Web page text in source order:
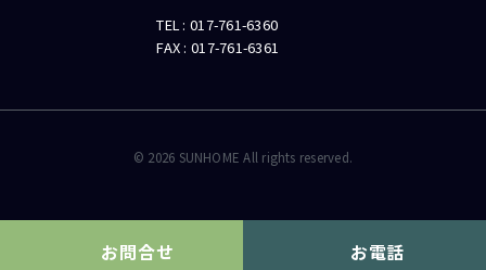
お問合せ お電話
TEL : 017-761-6360
FAX : 017-761-6361
© 2026 SUNHOME All rights reserved.